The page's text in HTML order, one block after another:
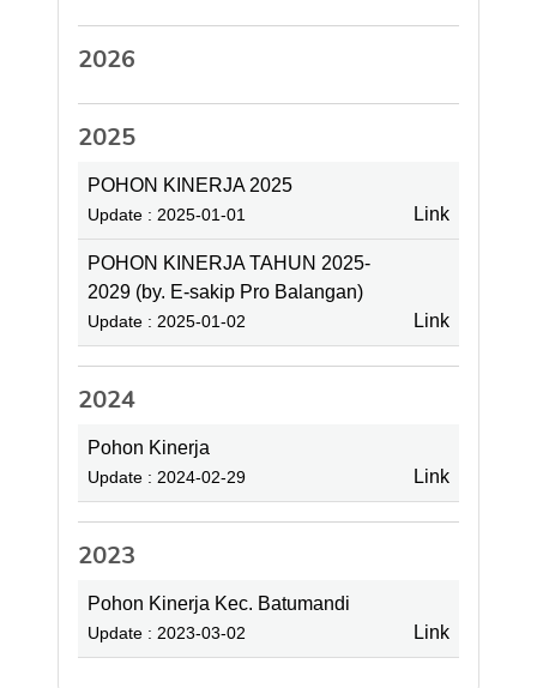
2026
2025
POHON KINERJA 2025
Update : 2025-01-01 Link
POHON KINERJA TAHUN 2025-
2029 (by. E-sakip Pro Balangan)
Update : 2025-01-02 Link
2024
Pohon Kinerja
Update : 2024-02-29 Link
2023
Pohon Kinerja Kec. Batumandi
Update : 2023-03-02 Link